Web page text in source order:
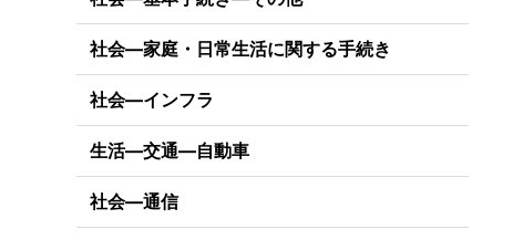
社会―家庭・日常生活に関する手続き
社会―インフラ
生活―交通―自動車
社会―通信